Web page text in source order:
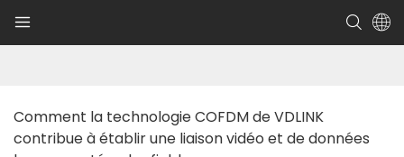
Comment la technologie COFDM de VDLINK
contribue à établir une liaison vidéo et de données